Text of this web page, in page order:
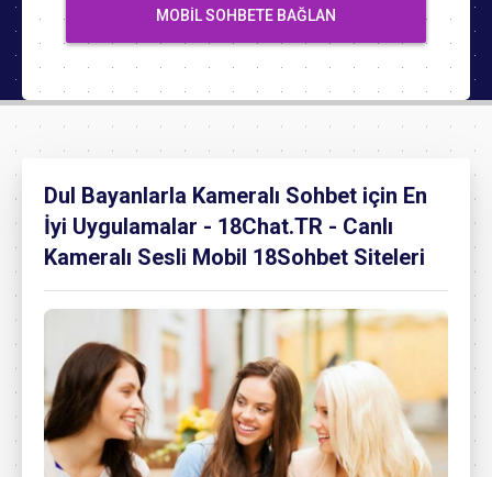
MOBIL SOHBETE BAĞLAN
Dul Bayanlarla Kameralı Sohbet için En
İyi Uygulamalar - 18Chat.TR - Canlı
Kameralı Sesli Mobil 18Sohbet Siteleri